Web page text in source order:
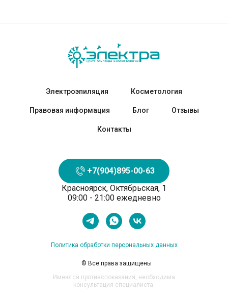
Электроэпиляция Косметология
Правовая информация Блог Отзывы
Контакты
+7(904)895-00-63
Красноярск, Октябрьская, 1
09:00 - 21:00 ежедневно
Политика обработки персональных данных
© Все права защищены
Имеются противопоказания, необходима
консультация специалиста.